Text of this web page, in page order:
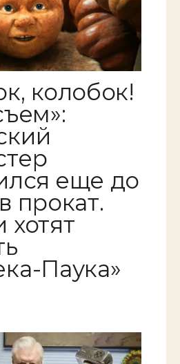
колобок!
еще до
прокат.
хотят
Паука»